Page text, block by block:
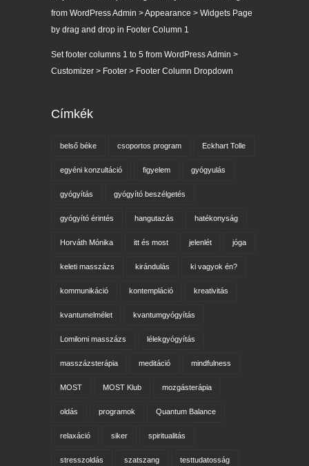
from WordPress Admin > Appearance > Widgets Page
by drag and drop in Footer Column 1
Set footer columns 1 to 5 from WordPress Admin >
Customizer > Footer > Footer Column Dropdown
Címkék
belső béke csoportos program Eckhart Tolle
egyéni konzultáció figyelem gyógyulás
gyógyítás gyógyító beszélgetés
gyógyító érintés hangutazás hatékonyság
Horváth Mónika itt és most jelenlét jóga
keleti masszázs kirándulás ki vagyok én?
kommunikáció kontempláció kreativitás
kvantumelmélet kvantumgyógyítás
Lomilomi masszázs lélekgyógyítás
masszázsterápia meditáció mindfulness
MOST MOST Klub mozgásterápia
oldás programok Quantum Balance
relaxáció siker spiritualitás
stresszoldás szatszang testtudatosság